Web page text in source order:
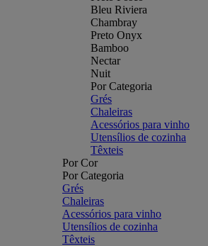
Bleu Riviera
Chambray
Preto Onyx
Bamboo
Nectar
Nuit
Por Categoria
Grés
Chaleiras
Acessórios para vinho
Utensílios de cozinha
Têxteis
Por Cor
Por Categoria
Grés
Chaleiras
Acessórios para vinho
Utensílios de cozinha
Têxteis